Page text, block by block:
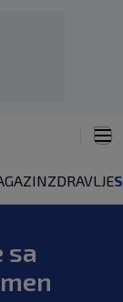
ZDRAVLJE
sa